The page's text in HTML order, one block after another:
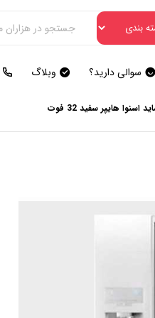
سوالی دارید؟ وبلاگ
اسنوا هایپر سفید 32 فوت